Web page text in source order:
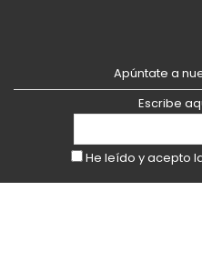
Apúntate a
Escribe
He leído y acepto